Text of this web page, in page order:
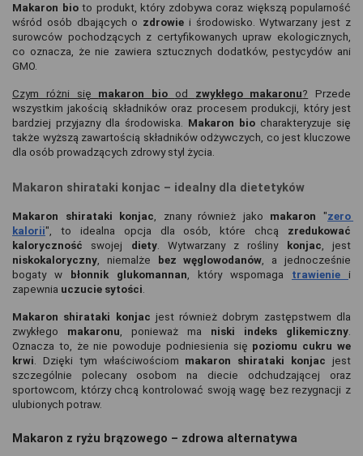
Makaron bio to produkt, który zdobywa coraz większą popularność
wśród osób dbających o zdrowie i środowisko. Wytwarzany jest z
surowców pochodzących z certyfikowanych upraw ekologicznych,
co oznacza, że nie zawiera sztucznych dodatków, pestycydów ani
GMO.
Czym różni się makaron bio od zwykłego makaronu? Przede
wszystkim jakością składników oraz procesem produkcji, który jest
bardziej przyjazny dla środowiska. Makaron bio charakteryzuje się
także wyższą zawartością składników odżywczych, co jest kluczowe
dla osób prowadzących zdrowy styl życia.
Makaron shirataki konjac – idealny dla dietetyków
Makaron shirataki konjac , znany również jako makaron "zero
kalorii", to idealna opcja dla osób, które chcą zredukować
kaloryczność swojej diety. Wytwarzany z rośliny konjac
niskokaloryczny , niemalże bez węglowodanów , a jednocześnie
bogaty w
błonnik glukomannan , który wspomaga trawienie i
zapewnia uczucie sytości
Makaron shirataki konjac jest również dobrym zastępstwem dla
zwykłego makaronu , ponieważ ma niski indeks glikemiczny
Oznacza to, że nie powoduje podniesienia się poziomu cukru we
krwi . Dzięki tym właściwościom makaron shirataki konjac jest
szczególnie polecany osobom na diecie odchudzającej oraz
sportowcom, którzy chcą kontrolować swoją wagę bez rezygnacji z
ulubionych potraw.
Makaron z ryżu brązowego – zdrowa alternatywa